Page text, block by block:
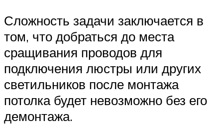
Сложность задачи заключается в
том, что добраться до места
сращивания проводов для
подключения люстры или других
светильников после монтажа
потолка будет невозможно без его
демонтажа.